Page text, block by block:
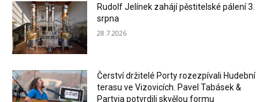
Rudolf Jelínek zahájí pěstitelské pálení 3.
srpna
28.7.2026
Čerství držitelé Porty rozezpívali Hudební
terasu ve Vizovicích. Pavel Tabásek &
Partyja potvrdili skvělou formu